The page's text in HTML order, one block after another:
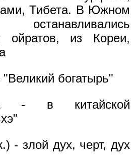
Тибета. В Южном
ойратов, из Кореи,
"Великий богатырь"
- в китайской
- злой дух, черт, дух